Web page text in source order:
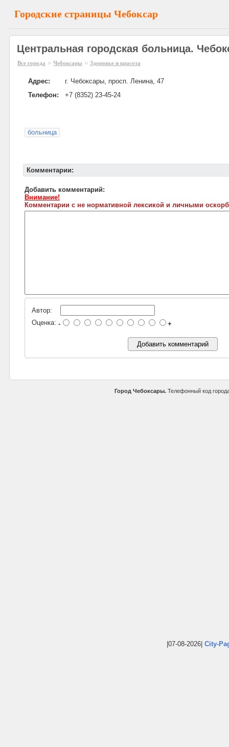
Городские страницы Чебоксар
Центральная городская больница.
Все города » Чебоксары » Здоровье и красота
Адрес:
г. Чебоксары, просп. Ленина, 47
Телефон:
+7 (8352) 23-45-24
больница
Комментарии:
Добавить комментарий:
Внимание!
Комментарии с не нормативной лексикой и личными
Автор:
Оценка: - +
Город Чебоксары. Телефонный код
|07-08-2026| City-